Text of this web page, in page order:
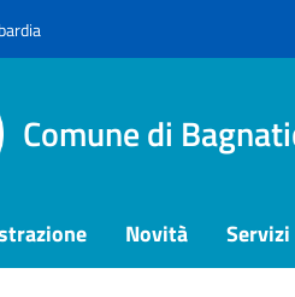
Comune di
Novità Servizi